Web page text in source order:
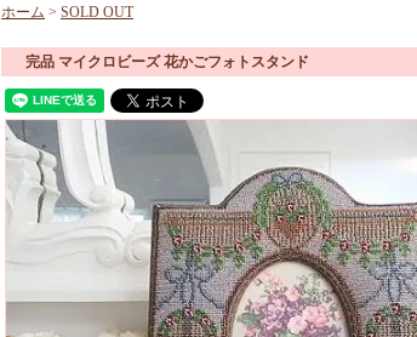
ホーム > SOLD OUT
完品 マイクロビーズ 花かごフォトスタンド